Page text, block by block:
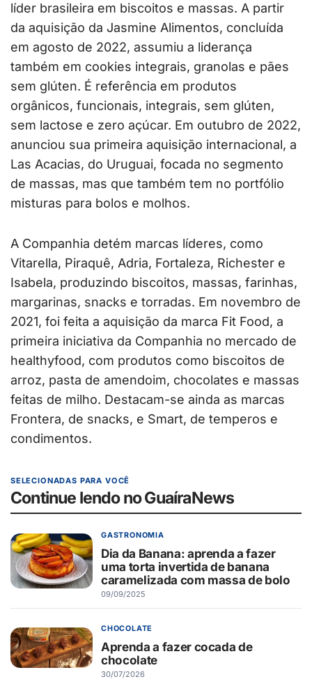
líder brasileira em biscoitos e massas. A partir
da aquisição da Jasmine Alimentos, concluída
em agosto de 2022, assumiu a liderança
também em cookies integrais, granolas e pães
sem glúten. É referência em produtos
orgânicos, funcionais, integrais, sem glúten,
sem lactose e zero açúcar. Em outubro de 2022,
anunciou sua primeira aquisição internacional, a
Las Acacias, do Uruguai, focada no segmento
de massas, mas que também tem no portfólio
misturas para bolos e molhos.
A Companhia detém marcas líderes, como
Vitarella, Piraquê, Adria, Fortaleza, Richester e
Isabela, produzindo biscoitos, massas, farinhas,
margarinas, snacks e torradas. Em novembro de
2021, foi feita a aquisição da marca Fit Food, a
primeira iniciativa da Companhia no mercado de
healthyfood, com produtos como biscoitos de
arroz, pasta de amendoim, chocolates e massas
feitas de milho. Destacam-se ainda as marcas
Frontera, de snacks, e Smart, de temperos e
condimentos.
SELECIONADAS PARA VOCÊ
Continue lendo no GuaíraNews
GASTRONOMIA
Dia da Banana: aprenda a fazer
uma torta invertida de banana
caramelizada com massa de bolo
09/09/2025
CHOCOLATE
Aprenda a fazer cocada de
chocolate
30/07/2026